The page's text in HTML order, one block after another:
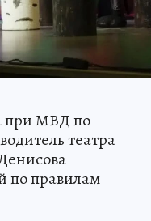
при МВД по
театра
по правилам